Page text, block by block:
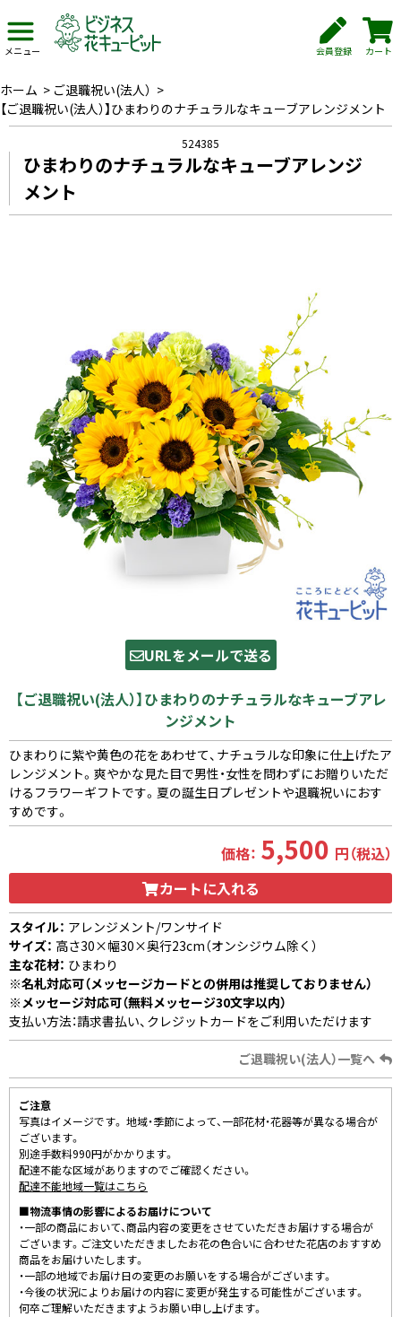
メニュー 会員登録 カート
ホーム > ご退職祝い(法人） >
【ご退職祝い(法人）】ひまわりのナチュラルなキューブアレンジメント
524385
ひまわりのナチュラルなキューブアレンジ
メント
URLをメールで送る
【ご退職祝い(法人）】ひまわりのナチュラルなキューブアレ
ンジメント
ひまわりに紫や黄色の花をあわせて、ナチュラルな印象に仕上げたア
レンジメント。爽やかな見た目で男性・女性を問わずにお贈りいただ
けるフラワーギフトです。夏の誕生日プレゼントや退職祝いにおす
すめです。
価格： 5,500 円（税込）
カートに入れる
スタイル： アレンジメント/ワンサイド
サイズ： 高さ30×幅30×奥行23cm（オンシジウム除く）
主な花材： ひまわり
※名札対応可（メッセージカードとの併用は推奨しておりません）
※メッセージ対応可（無料メッセージ30文字以内）
支払い方法：請求書払い、クレジットカードをご利用いただけます
ご退職祝い(法人）一覧へ
ご注意
写真はイメージです。 地域・季節によって、一部花材・花器等が異なる場合が
ございます。
別途手数料990円がかかります。
配達不能な区域がありますのでご確認ください。
配達不能地域一覧はこちら
■物流事情の影響によるお届けについて
・一部の商品において、商品内容の変更をさせていただきお届けする場合が
ございます。ご注文いただきましたお花の色合いに合わせた花店のおすすめ
商品をお届けいたします。
・一部の地域でお届け日の変更のお願いをする場合がございます。
・今後の状況によりお届けの内容に変更が発生する可能性がございます。
何卒ご理解いただきますようお願い申し上げます。